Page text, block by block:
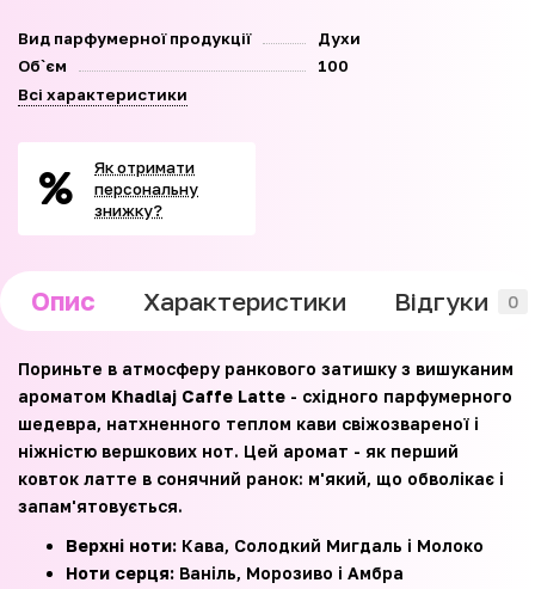
Вид парфумерної продукції
Духи
Об`єм
100
Всі характеристики
Як отримати
персональну
знижку?
Опис Характеристики Відгуки 0
Пориньте в атмосферу ранкового затишку з вишуканим
ароматом Khadlaj Caffe Latte - східного парфумерного
шедевра, натхненного теплом кави свіжозвареної і
ніжністю вершкових нот. Цей аромат - як перший
ковток латте в сонячний ранок: м'який, що обволікає і
запам'ятовується.
Верхні ноти: Кава, Солодкий Мигдаль і Молоко
Ноти серця: Ваніль, Морозиво і Амбра